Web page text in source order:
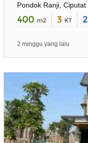
Pondok Ranji, Ciputat
400 m2 3 KT 2
2 minggu yang lalu